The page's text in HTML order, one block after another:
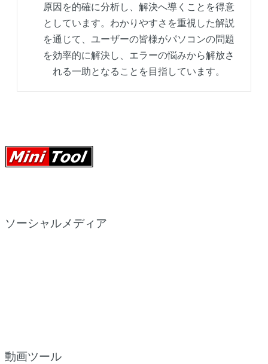
原因を的確に分析し、解決へ導くことを得意
としています。わかりやすさを重視した解説
を通じて、ユーザーの皆様がパソコンの問題
を効率的に解決し、エラーの悩みから解放さ
れる一助となることを目指しています。
ソーシャルメディア
動画ツール